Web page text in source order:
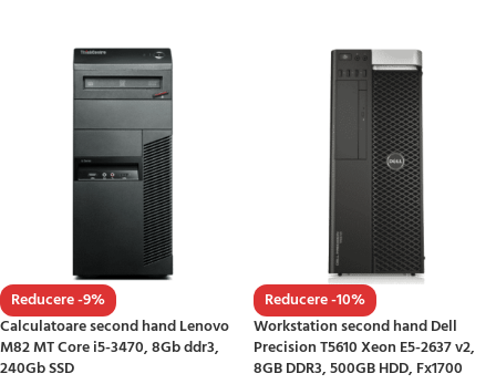
Reducere -9%
Calculatoare second hand Lenovo
M82 MT Core i5-3470, 8Gb ddr3,
240Gb SSD
Reducere -10%
Workstation second hand Dell
Precision T5610 Xeon E5-2637 v2,
8GB DDR3, 500GB HDD, Fx1700